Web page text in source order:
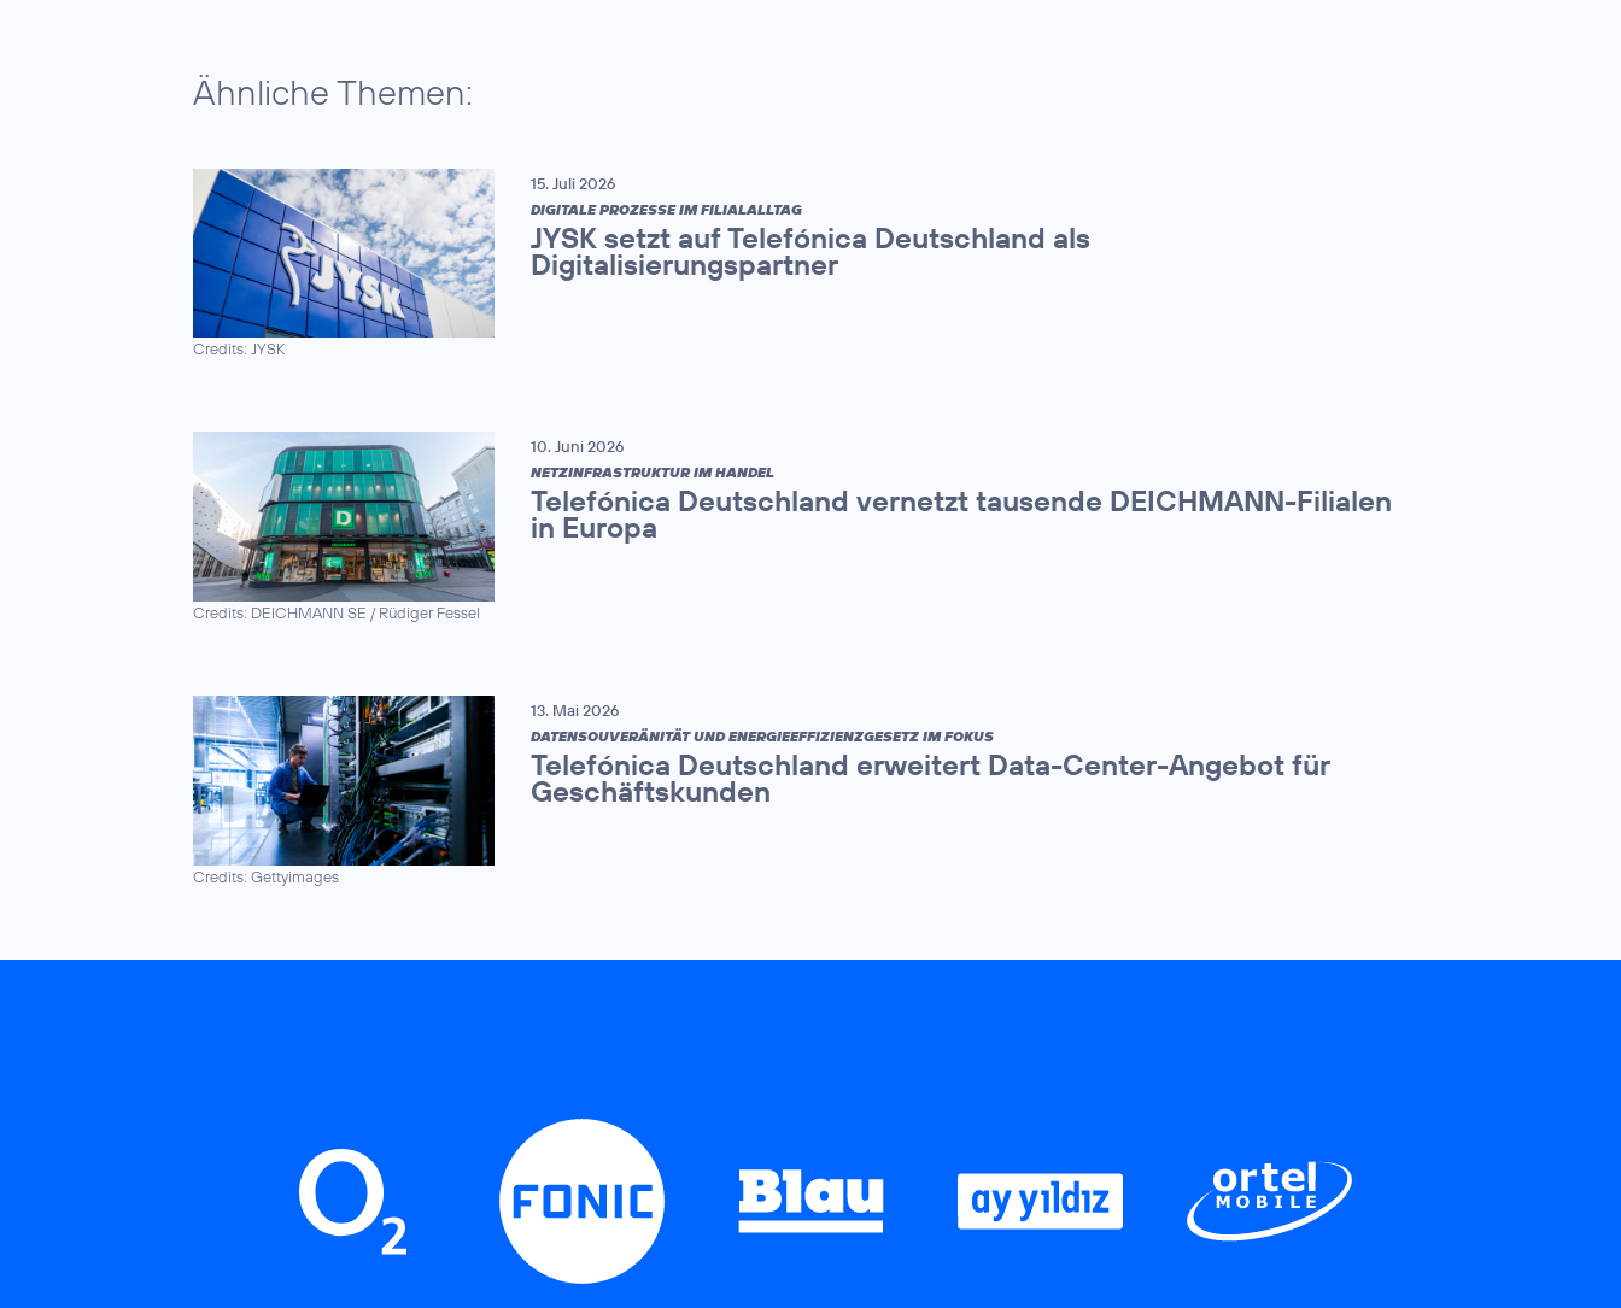
Ähnliche Themen:
Credits: JYSK
15. Juli 2026
DIGITALE PROZESSE IM FILIALALLTAG
JYSK setzt auf Telefónica Deutschland als
Digitalisierungspartner
Credits: DEICHMANN SE / Rüdiger Fessel
10. Juni 2026
NETZINFRASTRUKTUR IM HANDEL
Telefónica Deutschland vernetzt tausende DEICHMANN-Filialen
in Europa
Credits: Gettyimages
13. Mai 2026
DATENSOUVERÄNITÄT UND ENERGIEEFFIZIENZGESETZ IM FOKUS
Telefónica Deutschland erweitert Data-Center-Angebot für
Geschäftskunden